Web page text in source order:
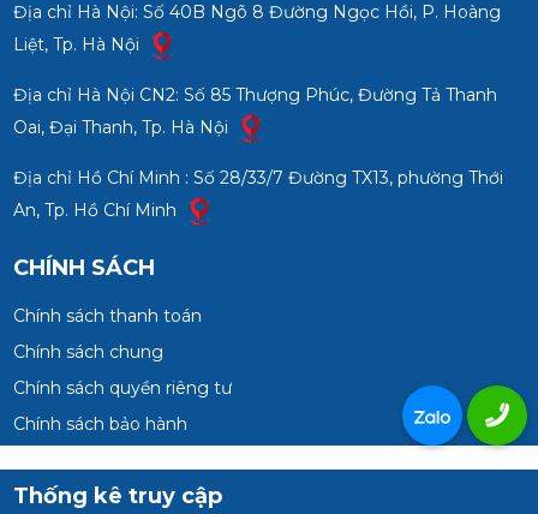
Địa chỉ Hà Nội: Số 40B Ngõ 8 Đường Ngọc Hồi, P. Hoàng
Liệt, Tp. Hà Nội
Địa chỉ Hà Nội CN2: Số 85 Thượng Phúc, Đường Tả Thanh
Oai, Đại Thanh, Tp. Hà Nội
Địa chỉ Hồ Chí Minh : Số 28/33/7 Đường TX13, phường Thới
An, Tp. Hồ Chí Minh
CHÍNH SÁCH
Chính sách thanh toán
Chính sách chung
Chính sách quyền riêng tư
Chính sách bảo hành
Thống kê truy cập